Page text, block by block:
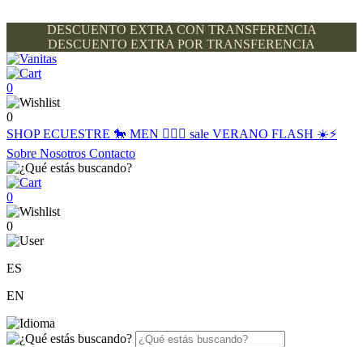
DESCUENTO EXTRA CON TRANSFERENCIA
DESCUENTO EXTRA POR TRANSFERENCIA
0
0
SHOPECUESTRE 🐎 MEN 🙋🏽‍♂️ sale VERANO FLASH ☀️⚡️
Sobre Nosotros Contacto
0
0
ES
EN